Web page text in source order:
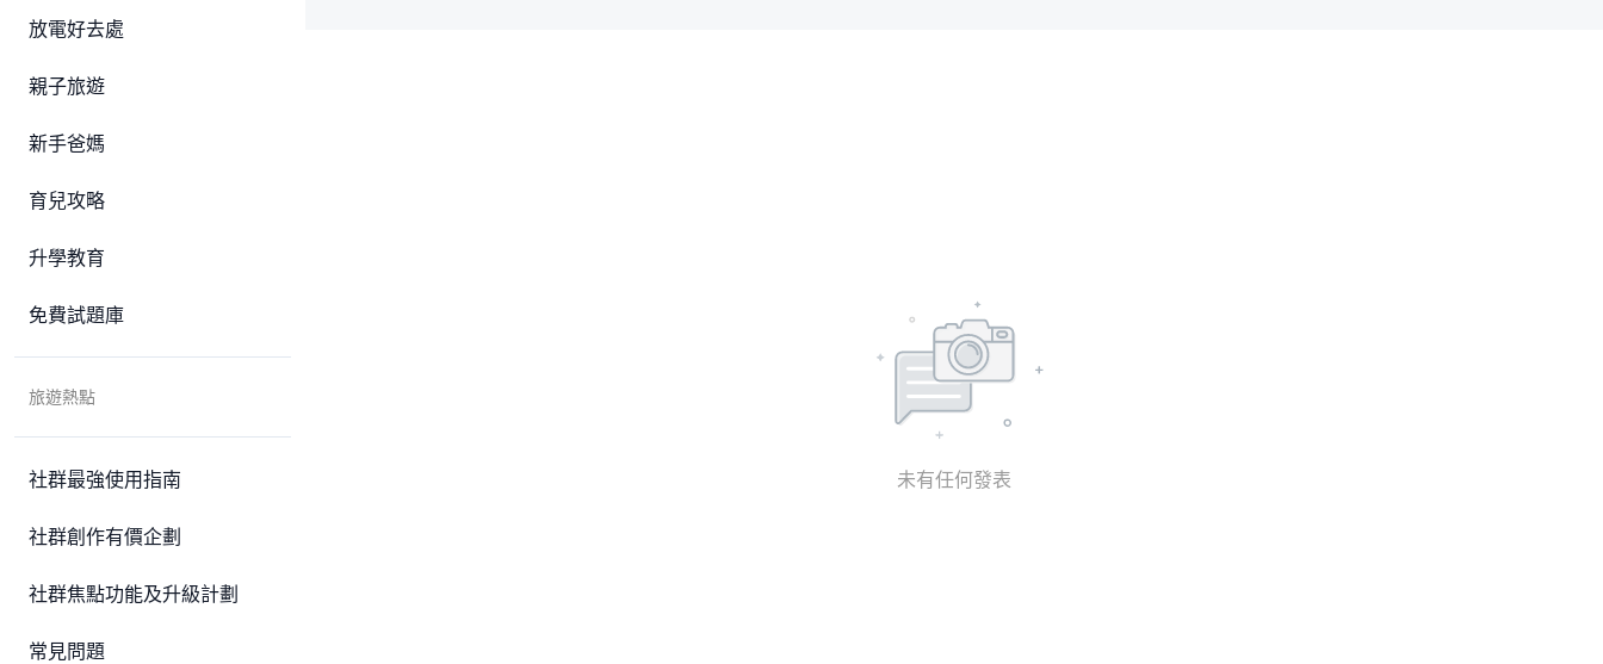
放電好去處
親子旅遊
新手爸媽
育兒攻略
升學教育
免費試題庫
旅遊熱點
社群最強使用指南
社群創作有價企劃
社群焦點功能及升級計劃
常見問題
未有任何發表